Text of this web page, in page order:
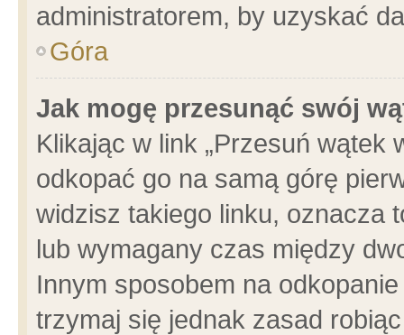
administratorem, by uzyskać
Góra
Jak mogę przesunąć swój
Klikając w link „Przesuń wątek
odkopać go na samą górę
widzisz takiego linku, oznacza
lub wymagany czas między
Innym sposobem na
trzymaj się jednak zasad